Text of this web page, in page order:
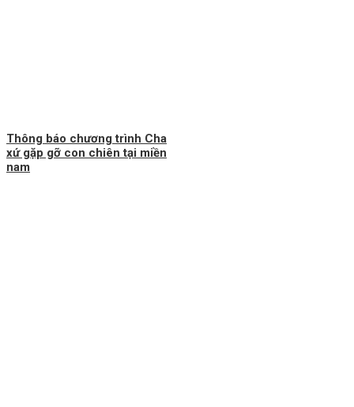
Thông báo chương trình Cha
xứ gặp gỡ con chiên tại miền
nam